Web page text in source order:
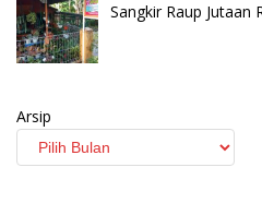
Sangkir Raup Jutaan
Arsip